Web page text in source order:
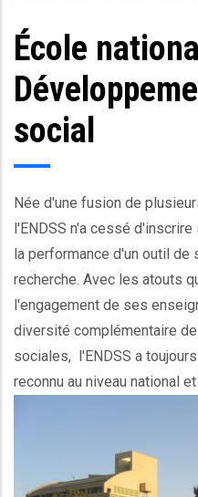
École
social
Body
Née d'une fusion de
l'ENDSS n'a cessé
la performance d'un outil de
recherche. Avec les atouts
l'engagement de ses
diversité complémentaire
sociales, l'ENDSS a
reconnu au niveau national